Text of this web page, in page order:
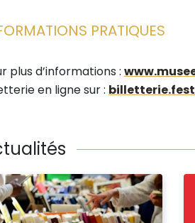
PRATIQUES
plus d’informations :
en ligne sur :